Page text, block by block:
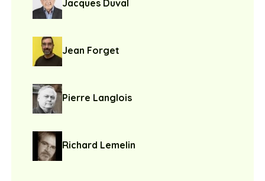
Jacques Duval
Jean Forget
Pierre Langlois
Richard Lemelin